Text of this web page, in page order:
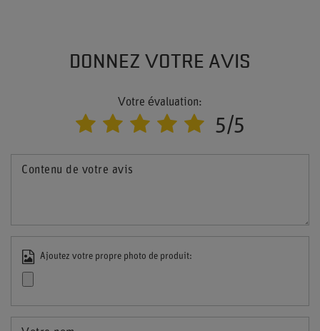
DONNEZ VOTRE AVIS
Votre évaluation:
5/5
Contenu de votre avis
Ajoutez votre propre photo de produit: